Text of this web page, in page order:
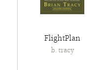
FlightPlan
b. tracy